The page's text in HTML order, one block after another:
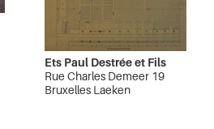
Ets Paul Destrée et Fils
Rue Charles Demeer 19
Bruxelles Laeken